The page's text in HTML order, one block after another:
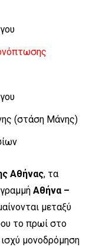
(στάση Μάνης)
Αθήνας, τα
Αθήνα –
μεταξύ
το πρωί στο
μονοδρόμηση